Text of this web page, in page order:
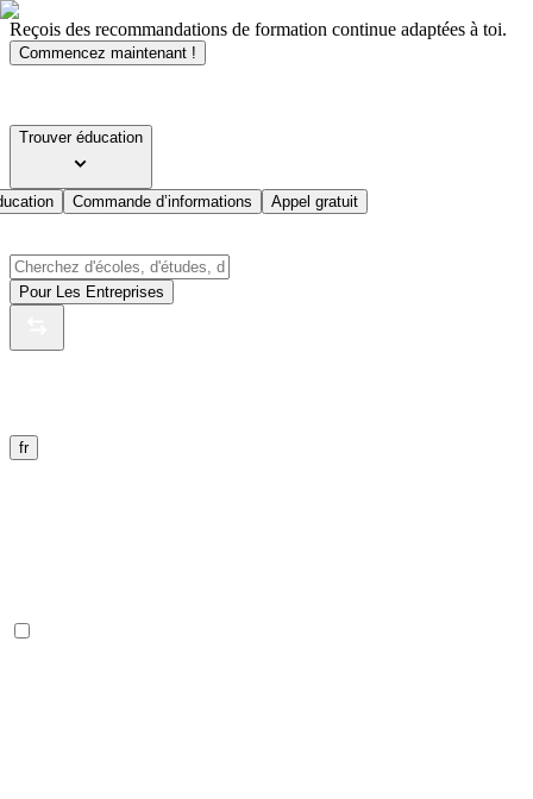
Reçois des recommandations de formation continue adaptées à toi.
Commencez maintenant !
Trouver éducation
Commande d’informations Appel gratuit
Pour Les Entreprises
fr